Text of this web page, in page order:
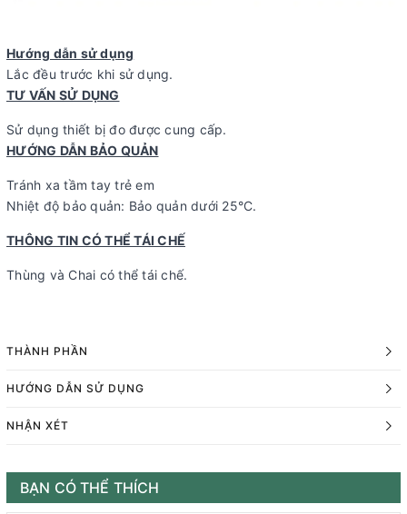
Hướng dẫn sử dụng
Lắc đều trước khi sử dụng.
TƯ VẤN SỬ DỤNG
Sử dụng thiết bị đo được cung cấp.
HƯỚNG DẪN BẢO QUẢN
Tránh xa tầm tay trẻ em
Nhiệt độ bảo quản: Bảo quản dưới 25°C.
THÔNG TIN CÓ THỂ TÁI CHẾ
Thùng và Chai có thể tái chế.
THÀNH PHẦN
HƯỚNG DẪN SỬ DỤNG
NHẬN XÉT
BẠN CÓ THỂ THÍCH